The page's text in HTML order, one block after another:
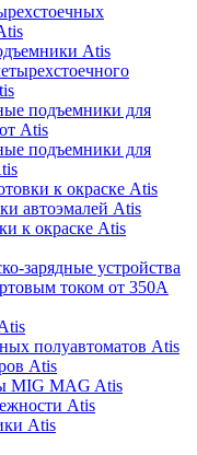
Atis
подъемники для
Atis
подъемники для
к окраске Atis
автоэмалей Atis
к окраске Atis
зарядные устройства
током от 350А
полуавтоматов Atis
Atis
MIG MAG Atis
Atis
Atis